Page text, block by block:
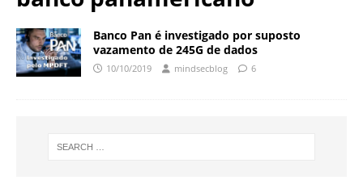
Banco Pan é investigado por suposto
vazamento de 245G de dados
10/10/2019 mindsecblog 6